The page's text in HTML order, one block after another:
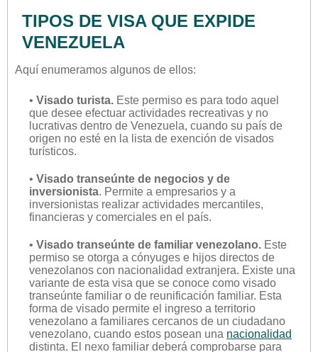
TIPOS DE VISA QUE EXPIDE
VENEZUELA
Aquí enumeramos algunos de ellos:
• Visado turista. Este permiso es para todo aquel
que desee efectuar actividades recreativas y no
lucrativas dentro de Venezuela, cuando su país de
origen no esté en la lista de exención de visados
turísticos.
• Visado transeúnte de negocios y de
inversionista. Permite a empresarios y a
inversionistas realizar actividades mercantiles,
financieras y comerciales en el país.
• Visado transeúnte de familiar venezolano. Este
permiso se otorga a cónyuges e hijos directos de
venezolanos con nacionalidad extranjera. Existe una
variante de esta visa que se conoce como visado
transeúnte familiar o de reunificación familiar. Esta
forma de visado permite el ingreso a territorio
venezolano a familiares cercanos de un ciudadano
venezolano, cuando estos posean una nacionalidad
distinta. El nexo familiar deberá comprobarse para